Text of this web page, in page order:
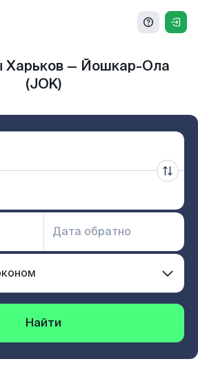
Харьков — Йошкар-Ола
(JOK)
Найти